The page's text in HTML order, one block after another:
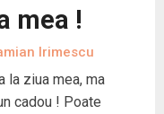
mea !
Irimescu
la ziua mea, ma
cadou ! Poate